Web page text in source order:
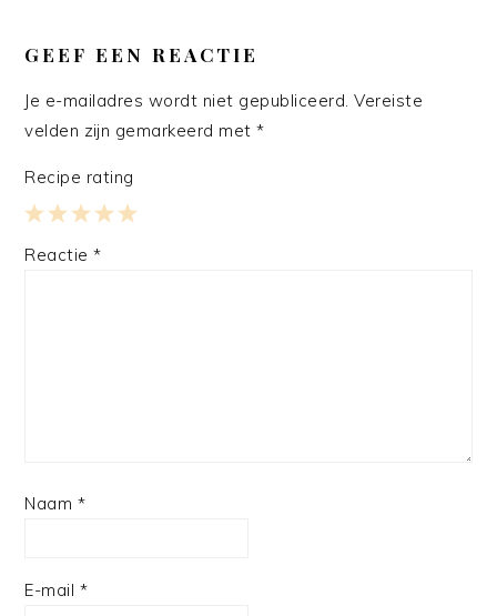
INTERACTIES
GEEF EEN REACTIE
Je e-mailadres wordt niet gepubliceerd. Vereiste
velden zijn gemarkeerd met*
Recipe rating
4
3
2
1
Reactie*
Naam *
E-mail *